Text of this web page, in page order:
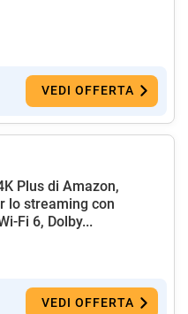
VEDI OFFERTA
Plus di Amazon,
lo streaming con
Fi 6, Dolby...
VEDI OFFERTA